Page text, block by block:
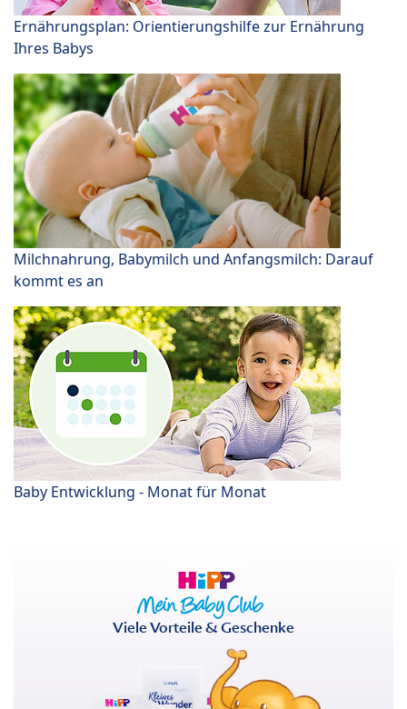
Ernährungsplan: Orientierungshilfe zur Ernährung
Ihres Babys
Milchnahrung, Babymilch und Anfangsmilch: Darauf
kommt es an
Baby Entwicklung - Monat für Monat
Viele Vorteile & Geschenke